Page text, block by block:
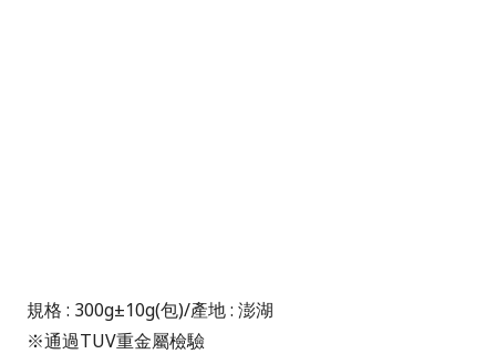
規格 : 300g±10g(包)/產地 : 澎湖
※通過TUV重金屬檢驗